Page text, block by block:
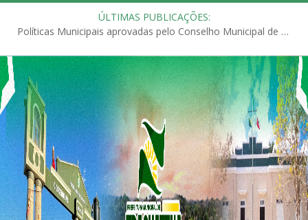
ÚLTIMAS PUBLICAÇÕES:
Políticas Municipais aprovadas pelo Conselho Municipal de Educação (CME)